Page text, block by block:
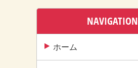
NAVIGATION
ホーム